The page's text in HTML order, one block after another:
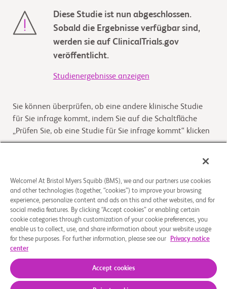
Diese Studie ist nun abgeschlossen.
Sobald die Ergebnisse verfügbar sind,
werden sie auf ClinicalTrials.gov
veröffentlicht.
Studienergebnisse anzeigen
Sie können überprüfen, ob eine andere klinische Studie
für Sie infrage kommt, indem Sie auf die Schaltfläche
„Prüfen Sie, ob eine Studie für Sie infrage kommt“ klicken
Überblick
Das Hauptziel der Studie ist die Charakterisierung der
langfristigen Sicherheit und Verträglichkeit von BMS-
986165 bei Patienten mit systemischem Lupus
Welcome! At Bristol Myers Squibb (BMS), we and our partners use cookies
and other technologies (together, “cookies”) to improve your browsing
experience, personalize content and ads on this and other websites, and for
social media features. By clicking “Accept cookies” or enabling certain
cookie categories through customization of your cookie preferences, you
enable us to collect, use, and share information about your website usage
for these purposes. For further information, please see our
Privacy notice
center
Accept cookies